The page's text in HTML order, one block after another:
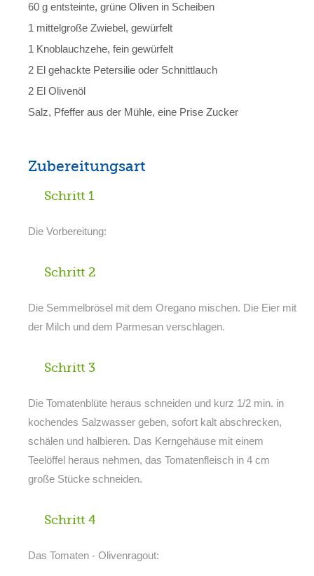
60 g entsteinte, grüne Oliven in Scheiben
1 mittelgroße Zwiebel, gewürfelt
1 Knoblauchzehe, fein gewürfelt
2 El gehackte Petersilie oder Schnittlauch
2 El Olivenöl
Salz, Pfeffer aus der Mühle, eine Prise Zucker
Zubereitungsart
Schritt 1
Die Vorbereitung:
Schritt 2
Die Semmelbrösel mit dem Oregano mischen. Die Eier mit
der Milch und dem Parmesan verschlagen.
Schritt 3
Die Tomatenblüte heraus schneiden und kurz 1/2 min. in
kochendes Salzwasser geben, sofort kalt abschrecken,
schälen und halbieren. Das Kerngehäuse mit einem
Teelöffel heraus nehmen, das Tomatenfleisch in 4 cm
große Stücke schneiden.
Schritt 4
Das Tomaten - Olivenragout: